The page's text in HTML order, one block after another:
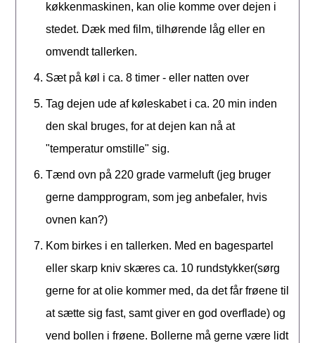
køkkenmaskinen, kan olie komme over dejen i
stedet. Dæk med film, tilhørende låg eller en
omvendt tallerken.
Sæt på køl i ca. 8 timer - eller natten over
Tag dejen ude af køleskabet i ca. 20 min inden
den skal bruges, for at dejen kan nå at
"temperatur omstille" sig.
Tænd ovn på 220 grade varmeluft (jeg bruger
gerne dampprogram, som jeg anbefaler, hvis
ovnen kan?)
Kom birkes i en tallerken. Med en bagespartel
eller skarp kniv skæres ca. 10 rundstykker(sørg
gerne for at olie kommer med, da det får frøene til
at sætte sig fast, samt giver en god overflade) og
vend bollen i frøene. Bollerne må gerne være lidt